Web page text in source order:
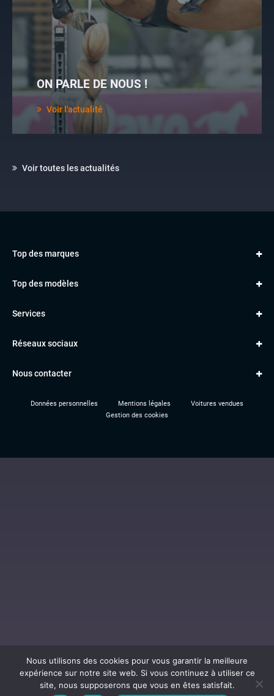
ON PARLE DE NOUS !
Voir l'actualité
Voir toutes les actualités
Top des marques
VOLKSWAGEN
BMW
Top des modèles
Classe A
A3
Services
Le garage TBV
Location TBV
Réseaux sociaux
Nous contacter
Données personnelles Mentions légales
Voitures vendues
Gestion des cookies
Nous utilisons des cookies pour vous garantir la meilleure
expérience sur notre site web. Si vous continuez à utiliser ce
site, nous supposerons que vous en êtes satisfait.